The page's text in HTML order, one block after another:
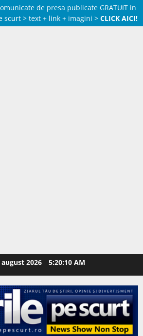
de presa publicate GRATUIT in
scurt > text + link + imagini > CLICK AICI!
august 2026 5:20:11 AM